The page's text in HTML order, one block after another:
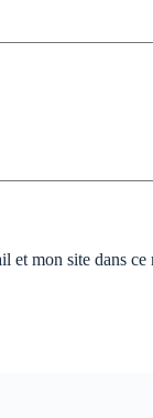
et mon site dans